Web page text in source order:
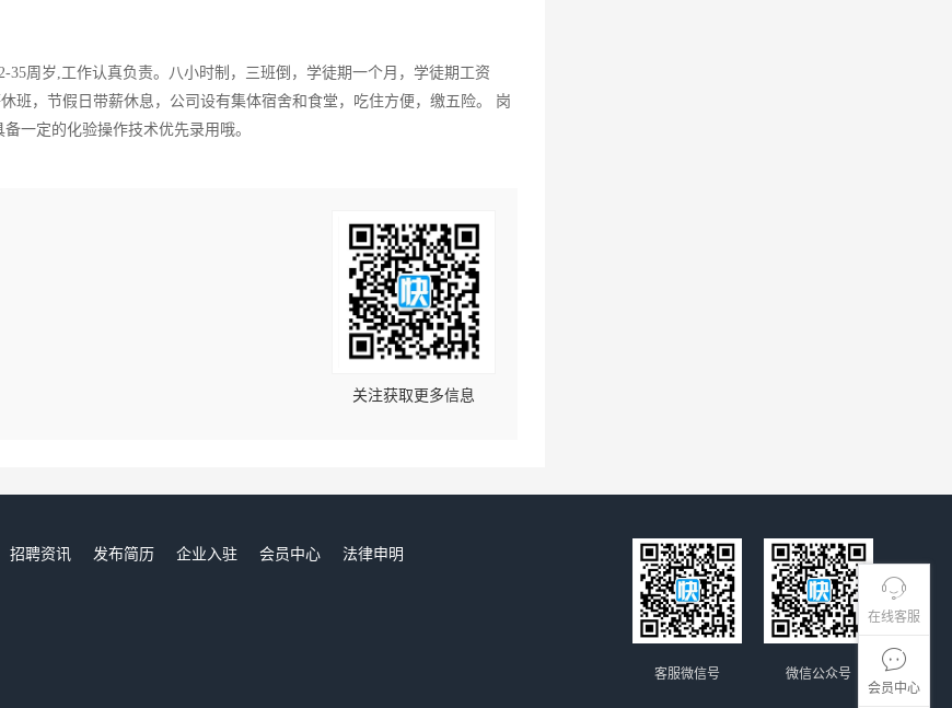
在线客服
会员中心
周岁,工作认真负责。八小时制，三班倒，学徒期一个月，学徒期工资
班，节假日带薪休息，公司设有集体宿舍和食堂，吃住方便，缴五险。 岗
一定的化验操作技术优先录用哦。
关注获取更多信息
招聘资讯 发布简历 企业入驻 会员中心
法律申明
微信公众号
客服微信号